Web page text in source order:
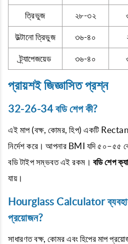
ত্রিভুজ ২৮-৩২
উল্টানো ত্রিভুজ ৩৬-৪০
ট্র্যাপেজয়েড ৩৬-৪০
প্রায়শই জিজ্ঞাসিত প্রশ্ন
32-26-34 বডি শেপ কী?
এই মাপ (বক্ষ, কোমর, হিপ) একটি
নির্দেশ করে। আপনার BMI যদি ৫০–৫৫
বডি টাইপ সম্ভবত এই রকম। বডি শেপ
যায়।
Hourglass Calculator
প্রয়োজন?
সাধারণত বক্ষ, কোমর এবং হিপের মাপ